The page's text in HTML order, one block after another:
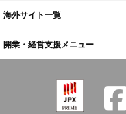
海外サイト一覧
開業・経営支援メニュー